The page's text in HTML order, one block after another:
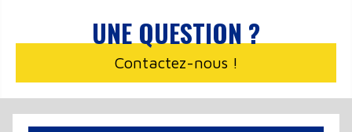
UNE QUESTION ?
Contactez-nous !